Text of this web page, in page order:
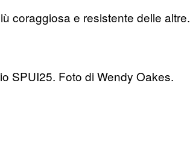
coraggiosa e resistente delle altre.
SPUI25. Foto di Wendy Oakes.